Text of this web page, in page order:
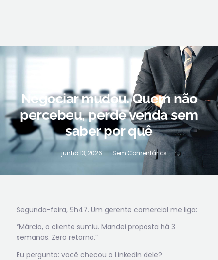
Negociar mudou. Quem não
percebeu, perde venda sem
saber por quê
junho 13, 2026 Sem Comentários
Segunda-feira, 9h47. Um gerente comercial me liga:
“Márcio, o cliente sumiu. Mandei proposta há 3
semanas. Zero retorno.”
Eu pergunto: você checou o LinkedIn dele?